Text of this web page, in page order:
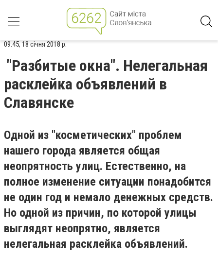
09:45, 18 січня 2018 р.
"Разбитые окна". Нелегальная
расклейка объявлений в
Славянске
Одной из "косметических" проблем
нашего города является общая
неопрятность улиц. Естественно, на
полное изменение ситуации понадобится
не один год и немало денежных средств.
Но одной из причин, по которой улицы
выглядят неопрятно, является
нелегальная расклейка объявлений.